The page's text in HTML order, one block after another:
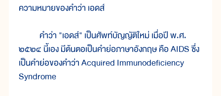
ความหมายของคำว่า เอดส์
คำว่า "เอดส์" เป็นศัพท์บัญญัติใหม่ เมื่อปี พ.ศ.
๒๕๒๔ นี้เอง มีต้นตอเป็นคำย่อภาษาอังกฤษ คือ AIDS ซึ่ง
เป็นคำย่อของคำว่า Acquired Immunodeficiency
Syndrome